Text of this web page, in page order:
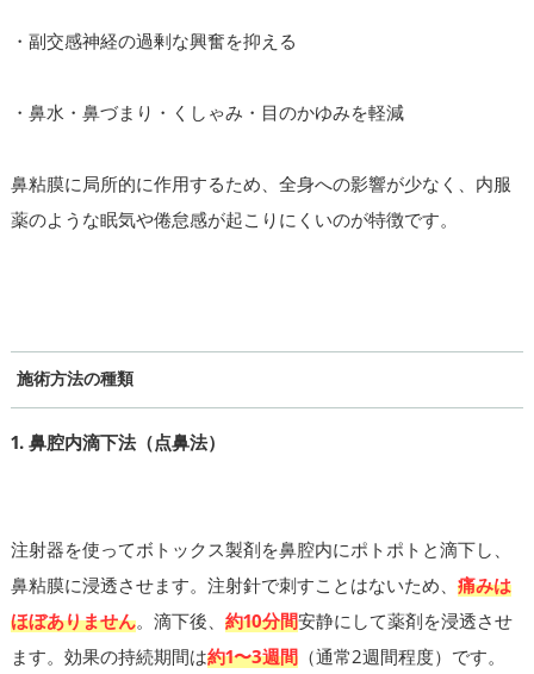
・副交感神経の過剰な興奮を抑える
・鼻水・鼻づまり・くしゃみ・目のかゆみを軽減
鼻粘膜に局所的に作用するため、全身への影響が少なく、内服
薬のような眠気や倦怠感が起こりにくいのが特徴です。
施術方法の種類
1. 鼻腔内滴下法（点鼻法）
注射器を使ってボトックス製剤を鼻腔内にポトポトと滴下し、
鼻粘膜に浸透させます。注射針で刺すことはないため、 痛みは
ほぼありません。滴下後、 約10分間安静にして薬剤を浸透させ
ます。効果の持続期間は約1〜3週間（通常2週間程度）です。